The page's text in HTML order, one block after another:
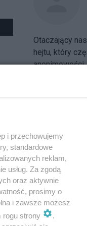
Otaczający
hejtu, który
własnym
własnych
w czasie i
gwałtownym
profilu konto
jestem
i przechowujemy
standardowe
reklam,
usług. Za zgodą
oraz aktywnie
prosimy o
i zawsze możesz
rogu strony
.